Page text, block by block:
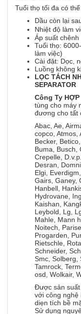
Tuổi thọ tối đa có
Dầu còn lại
Nhiệt độ làm
Áp suất
Tuổi thọ:
làm việc)
Cài đặt: Dọc,
Luồng không
LỌC TÁCH
SEPARATOR
Công Ty HỢP
tùng cho máy
đương cho tất
Abac, Ae,
copco, Atmos,
Becker,
Buma, Busch,
Crepelle,
Desran,
Elgi,
Gairs, Ganey,
Hanbell,
Hydrovane,
Kaishan,
Leybold, Lg,
Mahle, Mann
Noitech,
Progarden,
Rietschle,
Schneider,
Smc, Solberg,
Tamrock,
osd, Wolkair,
Được sản
với công nghệ
diẹn tích bề
Sử dụng